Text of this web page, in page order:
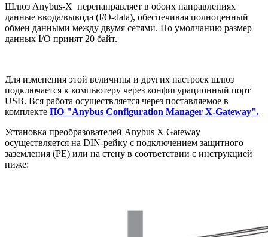
Шлюз Anybus-X перенаправляет в обоих направлениях
данные ввода/вывода (I/O-data), обеспечивая полноценный
обмен данными между двумя сетями. По умолчанию размер
данных I/O принят 20 байт.
Для изменения этой величины и других настроек шлюз
подключается к компьютеру через конфигурационный порт
USB. Вся работа осуществляется через поставляемое в
комплекте ПО "Anybus Configuration Manager X-Gateway".
Установка преобразователей Anybus X Gateway
осуществляется на DIN-рейку с подключением защитного
заземления (РЕ) или на стену в соответствии с инструкцией
ниже: